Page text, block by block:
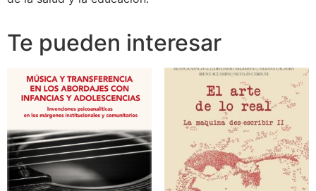
Te pueden interesar